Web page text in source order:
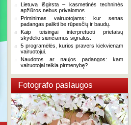
Lietuva išgirsta – kasmetinės techninės
apžiūros nebus privalomos.
Priminimas vairuotojams: kur senas
padangas palikti be rūpesčių ir baudų.
Kaip teisingai interpretuoti prietaisų
skydelio siunčiamus signalus.
5 programėlės, kurios pravers kiekvienam
vairuotojui.
Naudotos ar naujos padangos: kam
vairuotojai teikia pirmenybę?
Fotografo paslaugos